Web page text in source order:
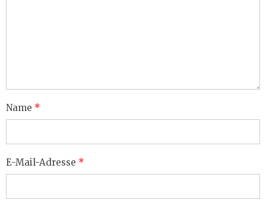
Name *
E-Mail-Adresse *